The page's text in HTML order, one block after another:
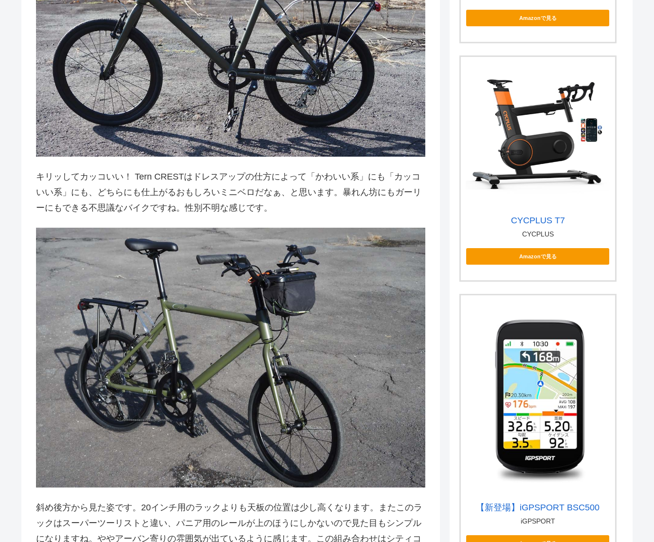
キリッしてカッコいい！ Tern CRESTはドレスアップの仕方によって「かわいい系」にも「カッコ
いい系」にも、どちらにも仕上がるおもしろいミニベロだなぁ、と思います。暴れん坊にもガーリ
ーにもできる不思議なバイクですね。性別不明な感じです。
斜め後方から見た姿です。20インチ用のラックよりも天板の位置は少し高くなります。またこのラ
ックはスーパーツーリストと違い、パニア用のレールが上のほうにしかないので見た目もシンプル
になりますね。ややアーバン寄りの雰囲気が出ているように感じます。この組み合わせはシティコ
Amazonで見る
CYCPLUS T7
CYCPLUS
Amazonで見る
【新登場】iGPSPORT BSC500
iGPSPORT